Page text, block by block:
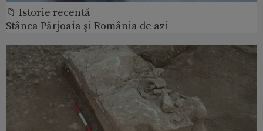
📁 Istorie recentă
Stânca Pârjoaia şi România de azi